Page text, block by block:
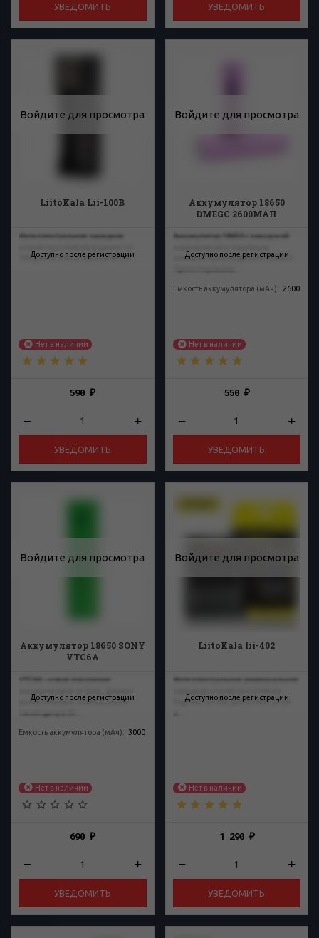
УВЕДОМИТЬ УВЕДОМИТЬ
Войдите для просмотра
LiitoKala Lii-100B
Доступно после регистрации
Интеллектуальное зарядное
100 для Ni-MH, Li-ion и LiFePO4...
Нет в наличии
590₽
УВЕДОМИТЬ
Войдите для просмотра
Аккумулятор 18650
DMEGC 2600MAH
Доступно после регистрации
Аккумулятор 18650 с заводской
номером производителя DMEGC.
Емкость аккумулятора (мАч): 2600
Нет в наличии
550 ₽
УВЕДОМИТЬ
Войдите для просмотра
Аккумулятор 18650 SONY
VTC6A
Доступно после регистрации
VTC6A – новое поколение
высокотоковые ячейки имеют
токоотдачу в 35...
Емкость аккумулятора (мАч): 3000
Нет в наличии
690₽
УВЕДОМИТЬ
Войдите для просмотра
LiitoKala lii-402
Доступно после регистрации
Интеллектуальное универсальное
Engineer Lii-402 для Ni-MH, Li-ion
Нет в наличии
1 290 ₽
УВЕДОМИТЬ